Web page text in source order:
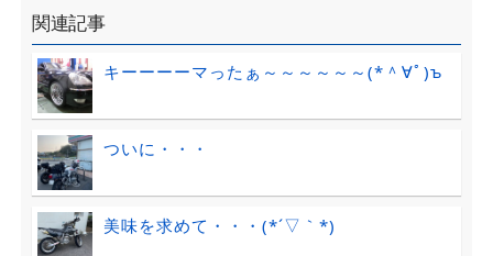
関連記事
キーーーーマったぁ～～～～～～(*＾∀ﾟ)ъ
ついに・・・
美味を求めて・・・(*´▽｀*)